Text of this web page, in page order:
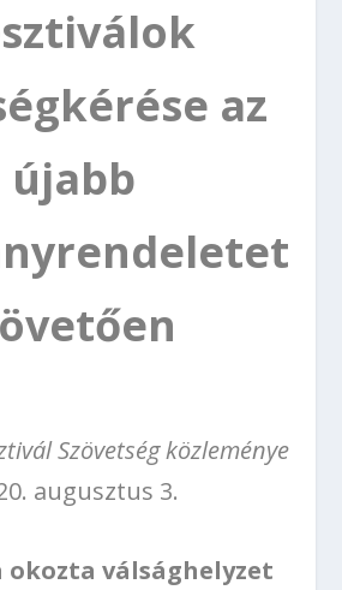
az
újabb
Szövetség közleménye
augusztus 3.
okozta válsághelyzet